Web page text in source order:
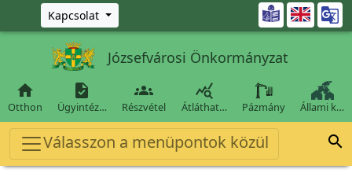
Ugrás a fő tartalomra
Kapcsolat 
Józsefvárosi Önkormányzat

Otthon

Ügyintéz…

Részvétel

Átláthat… Pázmány Állami k…
Válasszon a menüpontok közül 